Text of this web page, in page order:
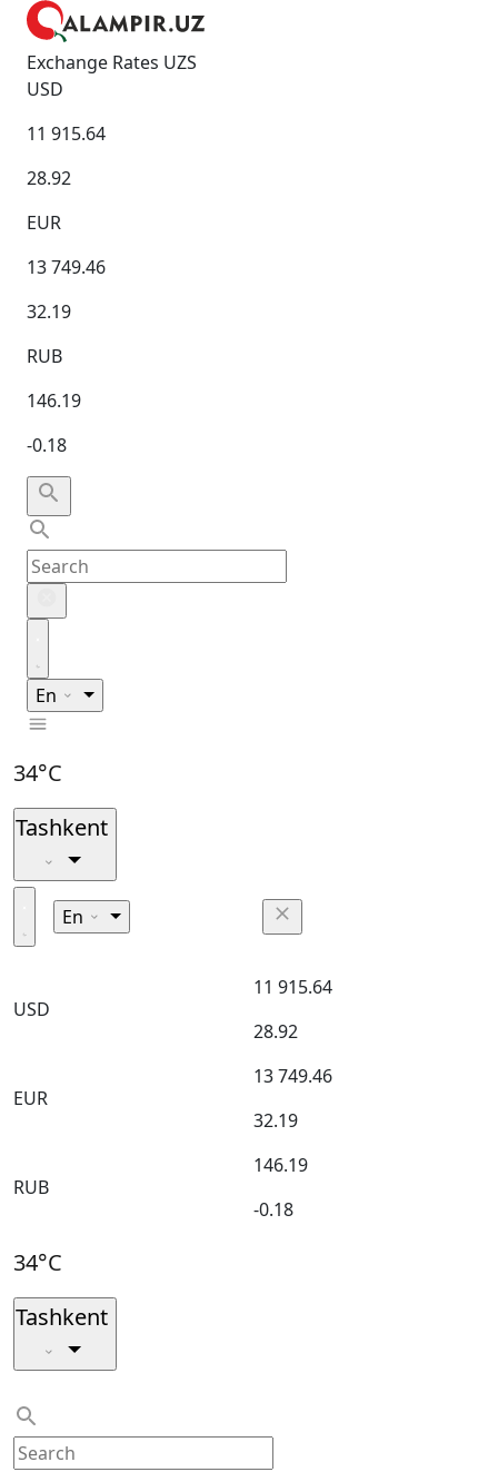
Exchange Rates UZS
USD
11 915.64
28.92
EUR
13 749.46
32.19
RUB
146.19
-0.18
En
34°C
Tashkent
En
USD
11 915.64
28.92
EUR
13 749.46
32.19
RUB
146.19
-0.18
34°C
Tashkent